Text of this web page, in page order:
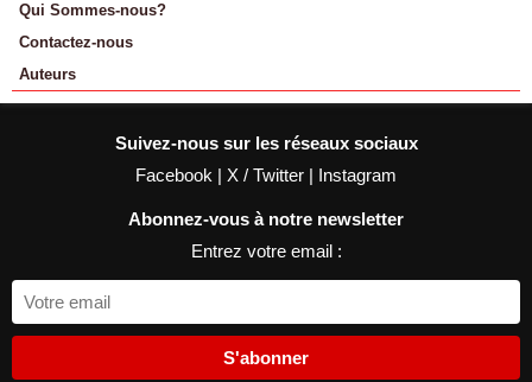
Qui Sommes-nous?
Contactez-nous
Auteurs
Suivez-nous sur les réseaux sociaux
Facebook | X / Twitter | Instagram
Abonnez-vous à notre newsletter
Entrez votre email :
S'abonner